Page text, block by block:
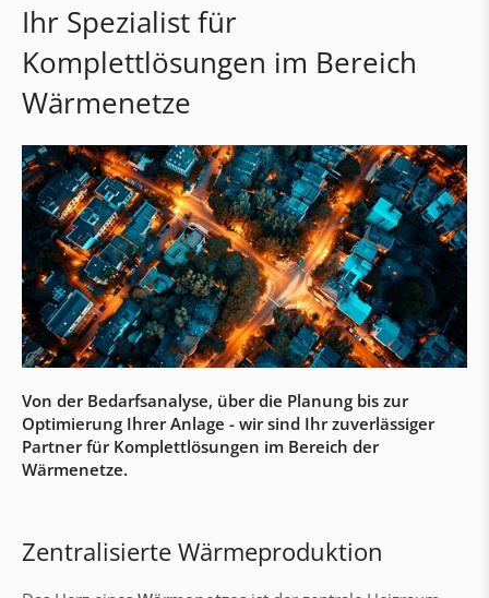
Hackgutkessel
Industrieheizanlagen
Heizcontainer
Pufferspeicher
Prämien & Subsidien
Wohnungs- und Übergabestationen
Nah- und Fernwärmestationen
Regelung & Visualisierung aqo360°
aqotec Wohnungsstationen
Gebäudeautomation & Elektroarbeiten
Gebäudeautomation
Schaltschrankbau
Ihr Spezialist für
Komplettlösungen im Bereich
Wärmenetze
Von der Bedarfsanalyse, über die Planung bis zur
Optimierung Ihrer Anlage - wir sind Ihr zuverlässiger
Partner für Komplettlösungen im Bereich der
Wärmenetze.
Zentralisierte Wärmeproduktion